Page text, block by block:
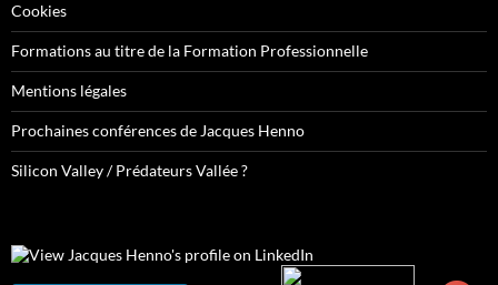
Cookies
Formations au titre de la Formation Professionnelle
Mentions légales
Prochaines conférences de Jacques Henno
Silicon Valley / Prédateurs Vallée ?